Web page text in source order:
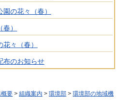
の花々（春）
）
々（春）
布のお知らせ
概要 > 組織案内 > 環境部 > 環境部の地域機